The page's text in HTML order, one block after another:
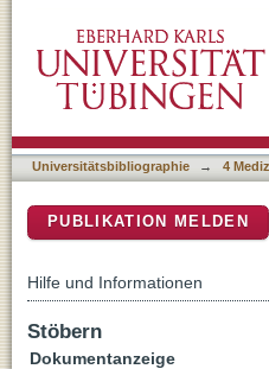
membrane
Universitätsbibliographie → 4
PUBLIKATION MELDEN
Hilfe und Informationen
Stöbern
Dokumentanzeige